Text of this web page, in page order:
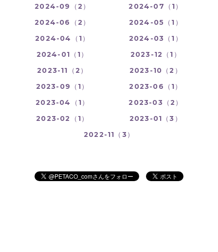
2024-09（2）
2024-07（1）
2024-06（2）
2024-05（1）
2024-04（1）
2024-03（1）
2024-01（1）
2023-12（1）
2023-11（2）
2023-10（2）
2023-09（1）
2023-06（1）
2023-04（1）
2023-03（2）
2023-02（1）
2023-01（3）
2022-11（3）